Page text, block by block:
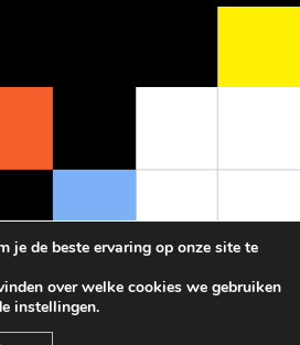
je de beste ervaring op onze site te
over welke cookies we gebruiken
instellingen.